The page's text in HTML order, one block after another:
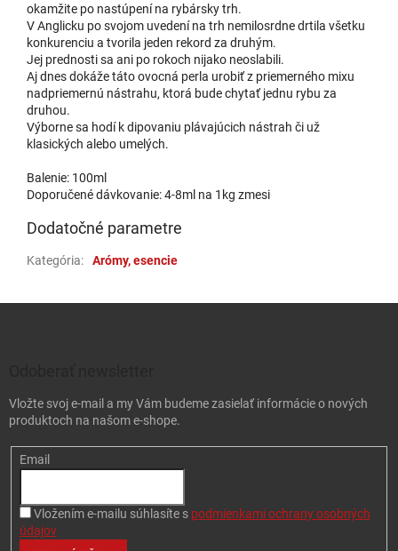
okamžite po nastúpení na rybársky trh.
V Anglicku po svojom uvedení na trh nemilosrdne drtila všetku
konkurenciu a tvorila jeden rekord za druhým.
Jej prednosti sa ani po rokoch nijako neoslabili.
Aj dnes dokáže táto ovocná perla urobiť z priemerného mixu
nadpriemernú nástrahu, ktorá bude chytať jednu rybu za
druhou.
Výborne sa hodí k dipovaniu plávajúcich nástrah či už
klasických alebo umelých.
Balenie: 100ml
Doporučené dávkovanie: 4-8ml na 1kg zmesi
Dodatočné parametre
Kategória: Arómy, esencie
Vložte svoj e-mail a my Vám budeme zasielať informácie o nových
produktoch na našom e-shope.
Email
Vložením e-mailu súhlasíte s podmienkami ochrany osobných
údajov